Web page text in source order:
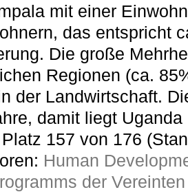
mit einer
das entspricht
Die große
Regionen (ca.
der Landwirtschaft.
damit liegt
157 von 176
Human
der